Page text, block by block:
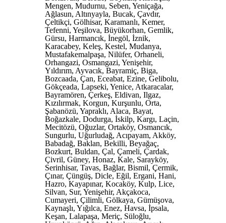
Mengen, Mudurnu, Seben, Yeniçağa,
Ağlasun, Altınyayla, Bucak, Çavdır,
Çeltikçi, Gölhisar, Karamanlı, Kemer,
Tefenni, Yeşilova, Büyükorhan, Gemlik,
Gürsu, Harmancık, İnegöl, İznik,
Karacabey, Keleş, Kestel, Mudanya,
Mustafakemalpaşa, Nilüfer, Orhaneli,
Orhangazi, Osmangazi, Yenişehir,
Yıldırım, Ayvacık, Bayramiç, Biga,
Bozcaada, Çan, Eceabat, Ezine, Gelibolu,
Gökçeada, Lapseki, Yenice, Atkaracalar,
Bayramören, Çerkeş, Eldivan, Ilgaz,
Kızılırmak, Korgun, Kurşunlu, Orta,
Şabanözü, Yapraklı, Alaca, Bayat,
Boğazkale, Dodurga, İskilp, Kargı, Laçin,
Mecitözü, Oğuzlar, Ortaköy, Osmancık,
Sungurlu, Uğurludağ, Acıpayam, Akköy,
Babadağ, Baklan, Bekilli, Beyağaç,
Bozkurt, Buldan, Çal, Çameli, Çardak,
Çivril, Güney, Honaz, Kale, Sarayköy,
Serinhisar, Tavas, Bağlar, Bismil, Çermik,
Çınar, Çüngüş, Dicle, Eğil, Ergani, Hani,
Hazro, Kayapınar, Kocaköy, Kulp, Lice,
Silvan, Sur, Yenişehir, Akçakoca,
Cumayeri, Çilimli, Gölkaya, Gümüşova,
Kaynaşlı, Yığılca, Enez, Havsa, İpsala,
Keşan, Lalapaşa, Meriç, Süloğlu,